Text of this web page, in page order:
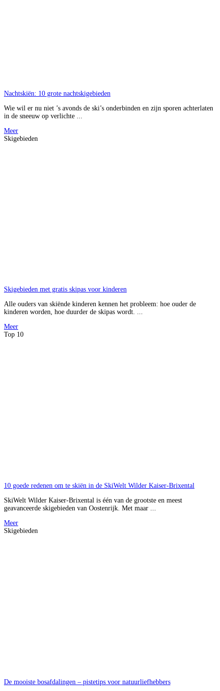
Nachtskiën: 10 grote nachtskigebieden
Wie wil er nu niet ’s avonds de ski’s onderbinden en zijn sporen achterlaten
in de sneeuw op verlichte ...
Meer
Skigebieden
Skigebieden met gratis skipas voor kinderen
Alle ouders van skiënde kinderen kennen het probleem: hoe ouder de
kinderen worden, hoe duurder de skipas wordt. ...
Meer
Top 10
10 goede redenen om te skiën in de SkiWelt Wilder Kaiser-Brixental
SkiWelt Wilder Kaiser-Brixental is één van de grootste en meest
geavanceerde skigebieden van Oostenrijk. Met maar ...
Meer
Skigebieden
De mooiste bosafdalingen – pistetips voor natuurliefhebbers